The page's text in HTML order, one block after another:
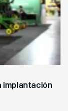
implantación